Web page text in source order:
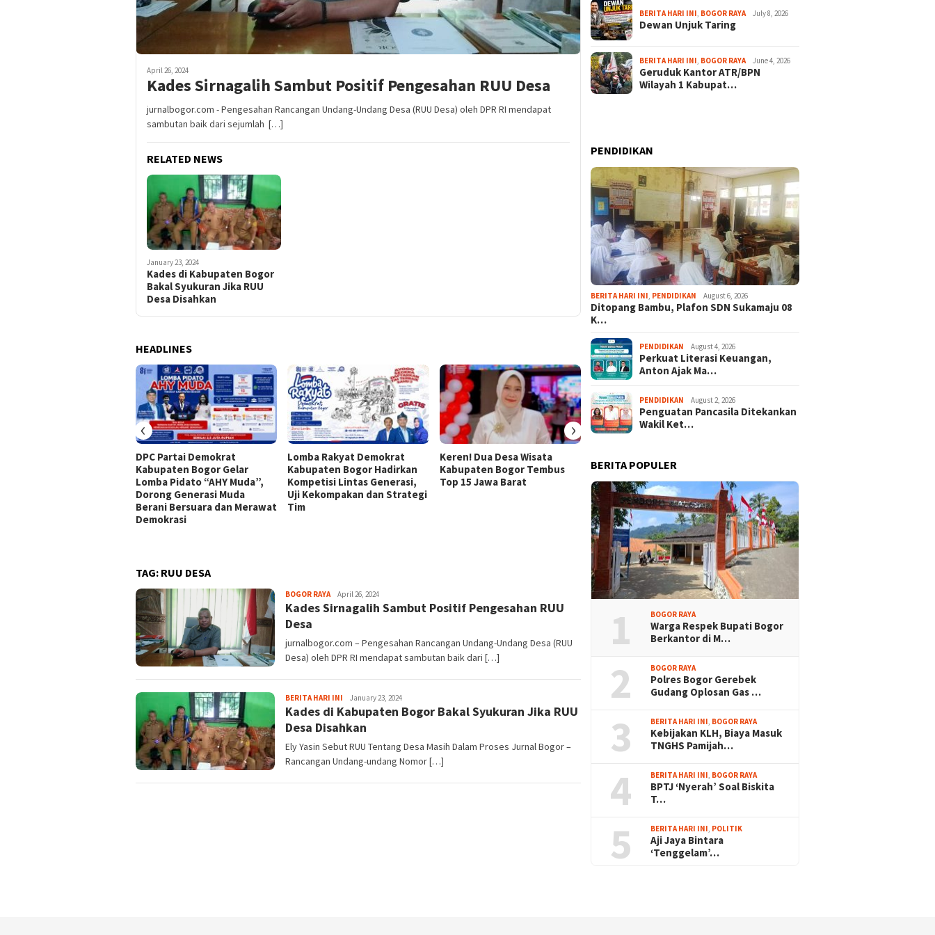
April 26, 2024
Kades Sirnagalih Sambut Positif Pengesahan RUU Desa
jurnalbogor.com - Pengesahan Rancangan Undang-Undang Desa (RUU Desa) oleh DPR RI mendapat
sambutan baik dari sejumlah […]
RELATED NEWS
January 23, 2024
Kades di Kabupaten Bogor
Bakal Syukuran Jika RUU
Desa Disahkan
HEADLINES
DPC Partai Demokrat
Kabupaten Bogor Gelar
Lomba Pidato “AHY Muda”,
Dorong Generasi Muda
Berani Bersuara dan Merawat
Demokrasi
Lomba Rakyat Demokrat
Kabupaten Bogor Hadirkan
Kompetisi Lintas Generasi,
Uji Kekompakan dan Strategi
Tim
Keren! Dua Desa Wisata
Kabupaten Bogor Tembus
Top 15 Jawa Barat
Ramaikan Bupati Cup 2026
Tour Malasari Halimun Salak
Pariwisata dan Ekonomi
Kabupaten Bogor
‹ ›
TAG: RUU DESA
BOGOR RAYASayyev
April 26, 2024
Kades Sirnagalih Sambut Positif Pengesahan RUU
Desa
jurnalbogor.com – Pengesahan Rancangan Undang-Undang Desa (RUU
Desa) oleh DPR RI mendapat sambutan baik dari […]
BERITA HARI INI Sayyev
January 23, 2024
Kades di Kabupaten Bogor Bakal Syukuran Jika RUU
Desa Disahkan
Ely Yasin Sebut RUU Tentang Desa Masih Dalam Proses Jurnal Bogor –
Rancangan Undang-undang Nomor […]
BERITA HARI INI BOGOR RAYA July 8, 2026
Dewan Unjuk Taring
BERITA HARI INI BOGOR RAYA June 4, 2026
Geruduk Kantor ATR/BPN
Wilayah 1 Kabupat…
PENDIDIKAN
BERITA HARI INI PENDIDIKAN August 6, 2026
Ditopang Bambu, Plafon SDN Sukamaju 08
K…
PENDIDIKAN August 4, 2026
Perkuat Literasi Keuangan,
Anton Ajak Ma…
PENDIDIKAN August 2, 2026
Penguatan Pancasila Ditekankan
Wakil Ket…
BERITA POPULER
1 BOGOR RAYA
Warga Respek Bupati Bogor
Berkantor di M…
2 BOGOR RAYA
Polres Bogor Gerebek
Gudang Oplosan Gas …
3 BERITA HARI INI, BOGOR RAYA
Kebijakan KLH, Biaya Masuk
TNGHS Pamijah…
4 BERITA HARI INI, BOGOR RAYA
BPTJ ‘Nyerah’ Soal Biskita
T…
5 BERITA HARI INI, POLITIK
Aji Jaya Bintara
‘Tenggelam’…